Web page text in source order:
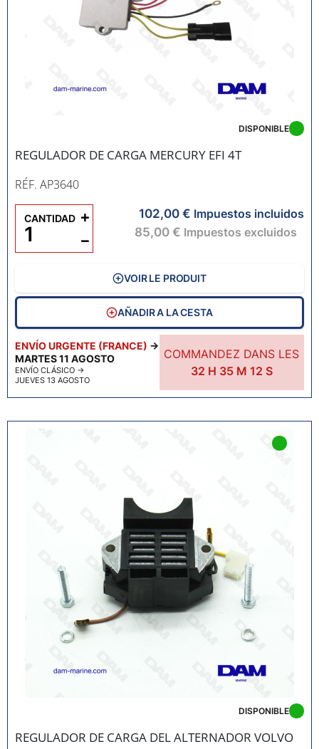
REGULADOR DE CARGA MERCURY EFI 4T
RÉF. AP3640
ENVÍO URGENTE (FRANCE) →
MARTES 11 AGOSTO
ENVÍO CLÁSICO →
JUEVES 13 AGOSTO
COMMANDEZ DANS LES
32 H 35 M11S
DISPONIBLE
102,00 € Impuestos incluidos
85,00 € Impuestos excluidos
CANTIDAD
−
+
VOIR LE PRODUIT
AÑADIR A LA CESTA
REGULADOR DE CARGA DEL ALTERNADOR VOLVO
DISPONIBLE